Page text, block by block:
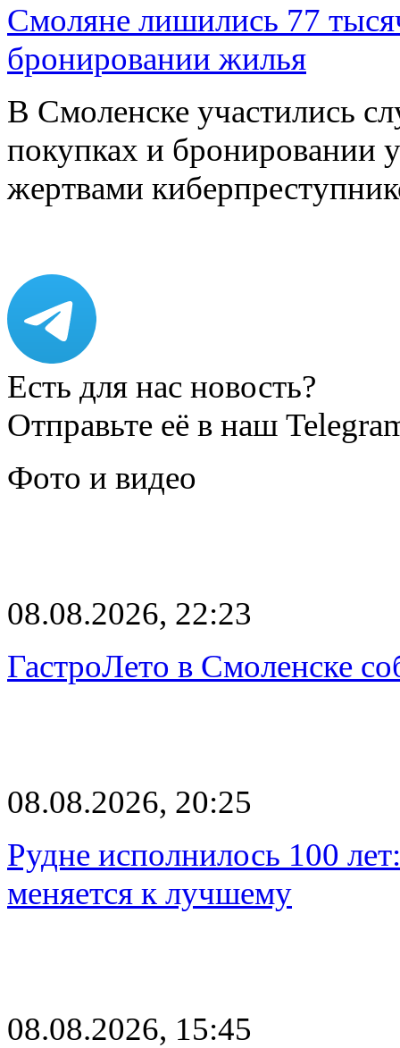
Смоляне лишились 77
бронировании жилья
В Смоленске участились
покупках и бронировании
жертвами
Есть для нас новость?
Отправьте её в наш
Фото и видео
08.08.2026, 22:23
ГастроЛето в Смоленске
08.08.2026, 20:25
Рудне исполнилось 100
меняется к лучшему
08.08.2026, 15:45